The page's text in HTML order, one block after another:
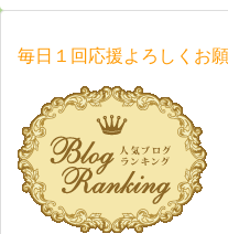
毎日１回応援よろしくお願